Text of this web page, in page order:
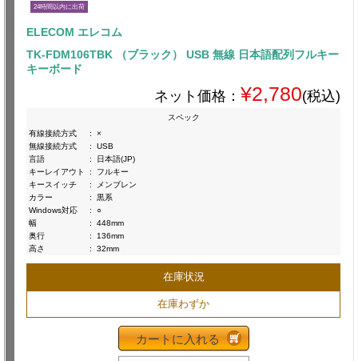
24時間以内に出荷
ELECOM エレコム
TK-FDM106TBK （ブラック） USB 無線 日本語配列フルキー
キーボード
ネット価格： ¥2,780(税込)
スペック
有線接続方式
:
×
無線接続方式
:
USB
言語
:
日本語(JP)
キーレイアウト
:
フルキー
キースイッチ
:
メンブレン
カラー
:
黒系
Windows対応
:
○
幅
:
448mm
奥行
:
136mm
高さ
: 32mm
在庫状況
在庫わずか
カートに入れる